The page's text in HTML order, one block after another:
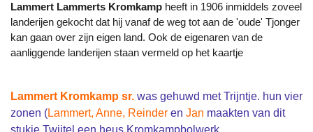
Lammert Lammerts Kromkamp heeft in 1906 inmiddels zoveel
landerijen gekocht dat hij vanaf de weg tot aan de 'oude' Tjonger
kan gaan over zijn eigen land. Ook de eigenaren van de
aanliggende landerijen staan vermeld op het kaartje
Lammert Kromkamp sr. was gehuwd met Trijntje. hun vier
zonen (Lammert, Anne, Reinder en Jan maakten van dit